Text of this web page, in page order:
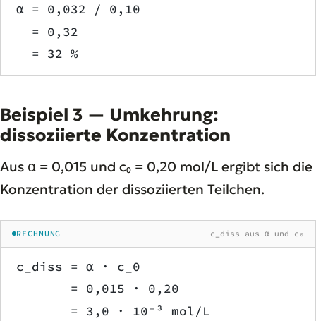
α = 0,032 / 0,10
  = 0,32
  = 32 %
Beispiel 3 — Umkehrung:
dissoziierte Konzentration
Aus α = 0,015 und c₀ = 0,20 mol/L ergibt sich die
Konzentration der dissoziierten Teilchen.
RECHNUNG c_diss aus α und c₀
c_diss = α · c_0
       = 0,015 · 0,20
       = 3,0 · 10⁻³ mol/L